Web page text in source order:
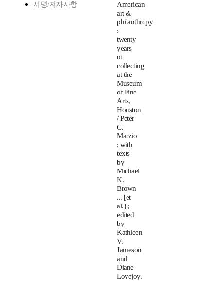
서명/저자사항
American
art &
philanthropy
:
twenty
years
of
collecting
at the
Museum
of Fine
Arts,
Houston
/ Peter
C.
Marzio
; with
texts
by
Michael
K.
Brown
... [et
al.] ;
edited
by
Kathleen
V.
Jameson
and
Diane
Lovejoy.